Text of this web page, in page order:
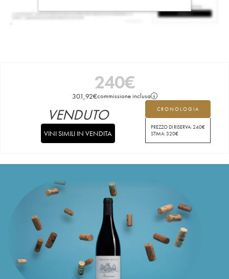
240€
301,92€commissione inclusa
CRONOLOGIA
PREZZO DI RISERVA:240€
STIMA:320€
VENDUTO
VINI SIMILI IN VENDITA